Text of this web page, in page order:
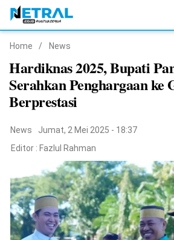
Nasional
Pemerintahan
Pendidikan
Peristiwa
Home / News
Hardiknas 2025, Bupati
Serahkan Penghargaan ke
Berprestasi
News
Jumat, 2 Mei 2025 - 18:37
Editor : Fazlul Rahman